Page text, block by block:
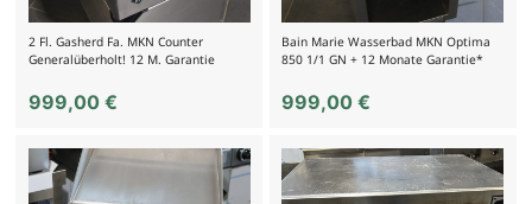
2 Fl. Gasherd Fa. MKN Counter
Generalüberholt! 12 M. Garantie
999,00 €
Bain Marie Wasserbad MKN Optima
850 1/1 GN + 12 Monate Garantie*
999,00€